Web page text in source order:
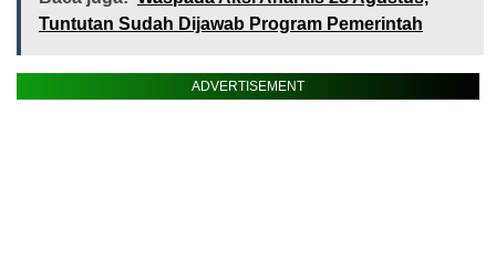
Tuntutan Sudah Dijawab Program Pemerintah
ADVERTISEMENT